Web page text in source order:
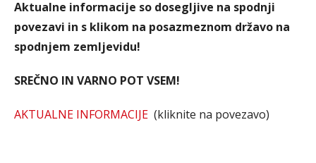
Aktualne informacije so dosegljive na spodnji
povezavi in s klikom na posazmeznom državo na
spodnjem zemljevidu!
SREČNO IN VARNO POT VSEM!
AKTUALNE INFORMACIJE (kliknite na povezavo)